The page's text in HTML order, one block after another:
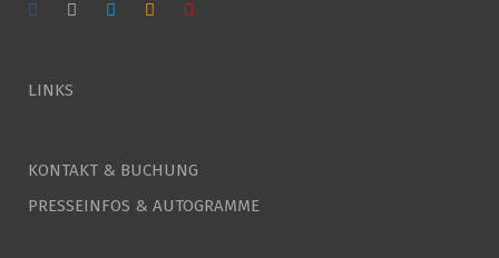
LINKS
KONTAKT & BUCHUNG
PRESSEINFOS & AUTOGRAMME